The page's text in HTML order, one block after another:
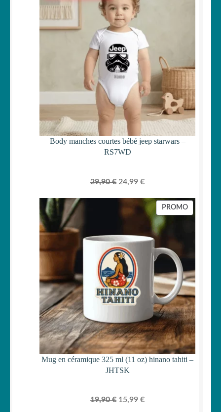
Body manches courtes bébé jeep starwars –
RS7WD
29,90€ Le
initial
était :
24,99 €Le
actuel
est :
24,99 €.
PROMOPRODUIT
Mug en céramique 325 ml (11 oz) hinano tahiti –
JHTSK
19,90€ Le
15,99 €Le